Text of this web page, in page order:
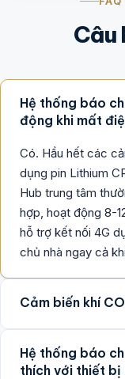
Câu
Hệ thống báo
động khi mất
Có. Hầu hết các
dụng pin Lithium
Hub trung tâm
hợp, hoạt động 8-
hỗ trợ kết nối 4G
chủ nhà ngay cả
Cảm biến khí
Hệ thống báo
thích với thiết bị